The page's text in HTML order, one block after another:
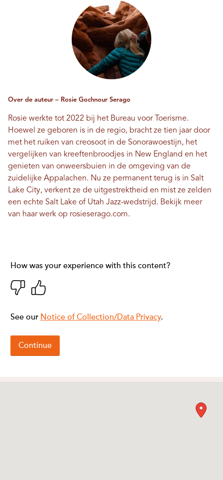
Over de auteur – Rosie Gochnour Serago
Rosie werkte tot 2022 bij het Bureau voor Toerisme.
Hoewel ze geboren is in de regio, bracht ze tien jaar door
met het ruiken van creosoot in de Sonorawoestijn, het
vergelijken van kreeftenbroodjes in New England en het
genieten van onweersbuien in de omgeving van de
zuidelijke Appalachen. Nu ze permanent terug is in Salt
Lake City, verkent ze de uitgestrektheid en mist ze zelden
een echte Salt Lake of Utah Jazz-wedstrijd. Bekijk meer
van haar werk op rosieserago.com.